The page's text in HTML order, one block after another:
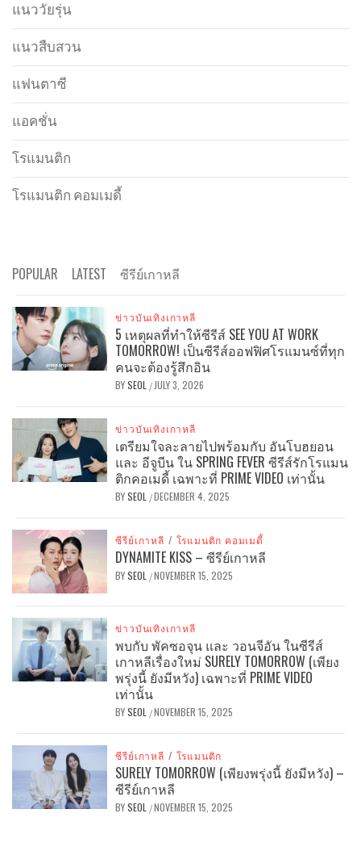
แนววัยรุ่น
แนวสืบสวน
แฟนตาซี
แอคชั่น
โรแมนติก
โรแมนติก คอมเมดี้
POPULAR LATEST ซีรีย์เกาหลี
ข่าวบันเทิงเกาหลี
5 เหตุผลที่ทำให้ซีรีส์ SEE YOU AT WORK
TOMORROW! เป็นซีรีส์ออฟฟิศโรแมนซ์ที่ทุก
คนจะต้องรู้สึกอิน
BYSEOL /JULY 3, 2026
ข่าวบันเทิงเกาหลี
เตรียมใจละลายไปพร้อมกับ อันโบฮยอน
และ อีจูบีน ใน SPRING FEVER ซีรีส์รักโรแมน
ติกคอเมดี้ เฉพาะที่ PRIME VIDEO เท่านั้น
BYSEOL /DECEMBER 4, 2025
ซีรีย์เกาหลี / โรแมนติก คอมเมดี้
DYNAMITE KISS – ซีรีย์เกาหลี
BYSEOL /NOVEMBER 15, 2025
ข่าวบันเทิงเกาหลี
พบกับ พัคซอจุน และ วอนจีอัน ในซีรีส์
เกาหลีเรื่องใหม่ SURELY TOMORROW (เพียง
พรุ่งนี้ ยังมีหวัง) เฉพาะที่ PRIME VIDEO
เท่านั้น
BYSEOL /NOVEMBER 15, 2025
ซีรีย์เกาหลี / โรแมนติก
SURELY TOMORROW (เพียงพรุ่งนี้ ยังมีหวัง) –
ซีรีย์เกาหลี
BYSEOL /NOVEMBER 15, 2025